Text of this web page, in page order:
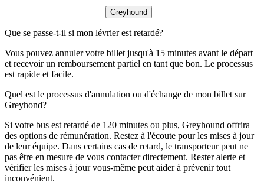
Greyhound
Que se passe-t-il si mon lévrier est retardé?
Vous pouvez annuler votre billet jusqu'à 15 minutes avant le départ
et recevoir un remboursement partiel en tant que bon. Le processus
est rapide et facile.
Quel est le processus d'annulation ou d'échange de mon billet sur
Greyhond?
Si votre bus est retardé de 120 minutes ou plus, Greyhound offrira
des options de rémunération. Restez à l'écoute pour les mises à jour
de leur équipe. Dans certains cas de retard, le transporteur peut ne
pas être en mesure de vous contacter directement. Rester alerte et
vérifier les mises à jour vous-même peut aider à prévenir tout
inconvénient.